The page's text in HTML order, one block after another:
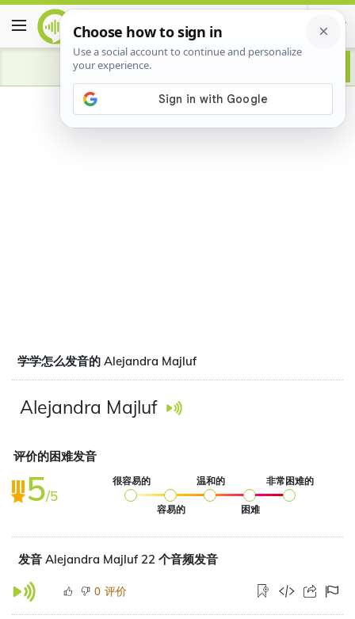
Advertisement
学学怎么发音的 Alejandra Majluf
Alejandra Majluf
评价的困难发音
5/5
很容易的
容易的
温和的
困难
非常困难的
发音 Alejandra Majluf 22 个音频发音
0 评价